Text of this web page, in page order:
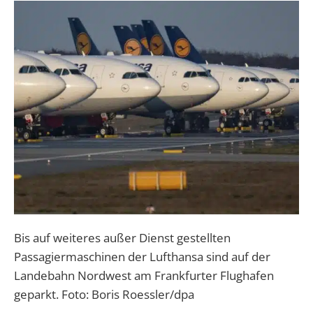
Bis auf weiteres außer Dienst gestellten
Passagiermaschinen der Lufthansa sind auf der
Landebahn Nordwest am Frankfurter Flughafen
geparkt. Foto: Boris Roessler/dpa